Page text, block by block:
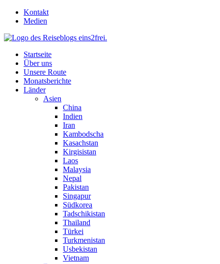
Skip
Kontakt
Medien
Startseite
Über uns
Unsere Route
Monatsberichte
Länder
Asien
China
Indien
Iran
Kambodscha
Kasachstan
Kirgisistan
Laos
Malaysia
Nepal
Pakistan
Singapur
Südkorea
Tadschikistan
Thailand
Türkei
Turkmenistan
Usbekistan
Vietnam